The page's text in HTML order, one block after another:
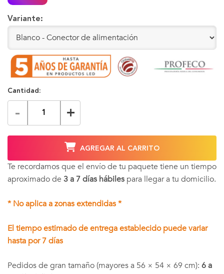
Variante:
Cantidad:
- +
AGREGAR AL CARRITO
Te recordamos que el envío de tu paquete tiene un tiempo
aproximado de 3 a 7 días hábiles para llegar a tu domicilio.
* No aplica a zonas extendidas *
El tiempo estimado de entrega establecido puede variar
hasta por 7 días
Pedidos de gran tamaño (mayores a 56 × 54 × 69 cm): 6 a